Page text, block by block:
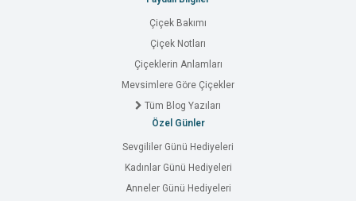
Çiçek Bakımı
Çiçek Notları
Çiçeklerin Anlamları
Mevsimlere Göre Çiçekler
Tüm Blog Yazıları
Özel Günler
Sevgililer Günü Hediyeleri
Kadınlar Günü Hediyeleri
Anneler Günü Hediyeleri